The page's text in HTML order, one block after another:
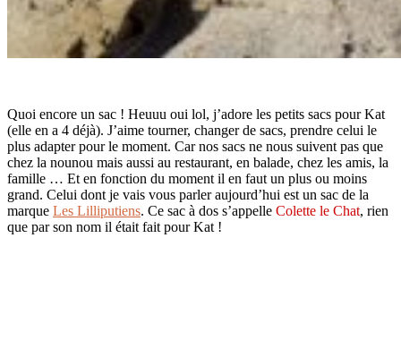
Quoi encore un sac ! Heuuu oui lol, j’adore les petits sacs pour Kat
(elle en a 4 déjà). J’aime tourner, changer de sacs, prendre celui le
plus adapter pour le moment. Car nos sacs ne nous suivent pas que
chez la nounou mais aussi au restaurant, en balade, chez les amis, la
famille … Et en fonction du moment il en faut un plus ou moins
grand. Celui dont je vais vous parler aujourd’hui est un sac de la
marque Les Lilliputiens. Ce sac à dos s’appelle Colette le Chat, rien
que par son nom il était fait pour Kat !